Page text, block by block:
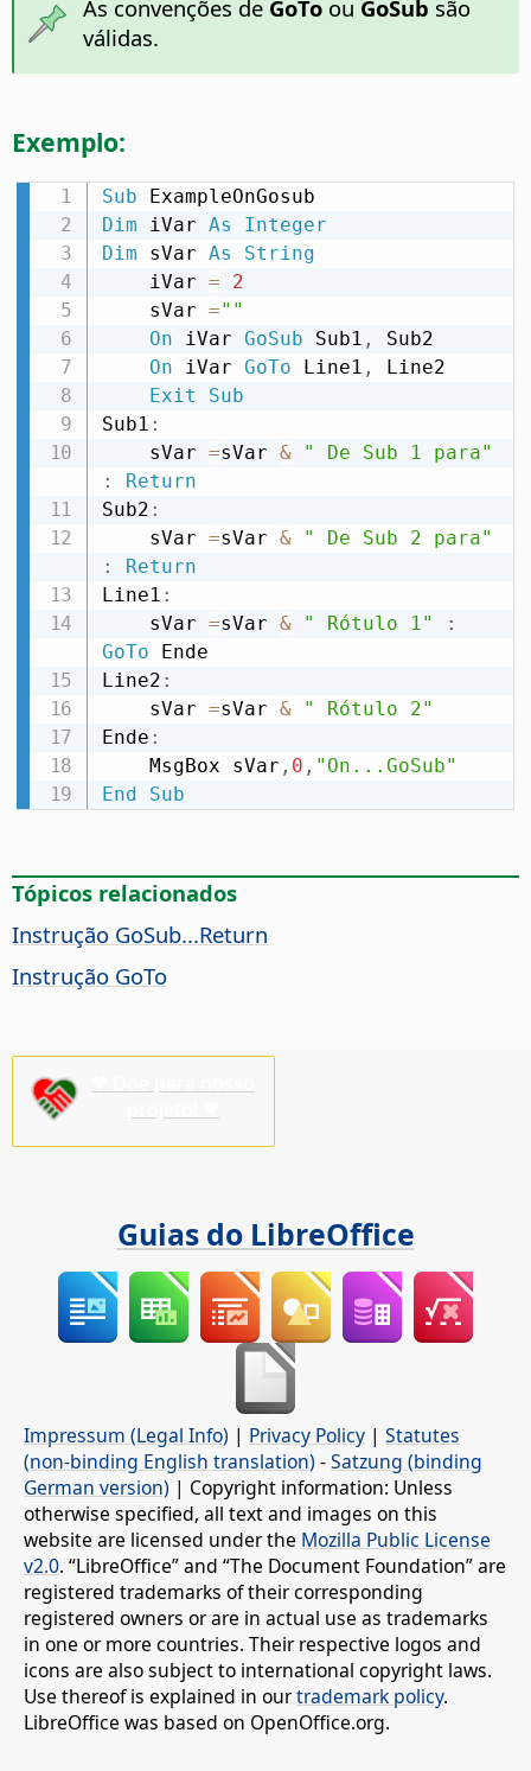
As convenções de GoToou GoSub são
válidas.
Exemplo:
Sub
Dim iVar As
Integer
Dim sVar As
String
    iVar
=
2
    sVar
=""
On iVar GoSub Sub1 ,
Sub2
On iVar GoTo Line1 ,
Line2
Exit
Sub
Sub1 :
    sVar
=sVar &
" De Sub 1 para"
:
Return
Sub2 :
    sVar
=sVar &
" De Sub 2 para"
:
Return
Line1 :
    sVar
=sVar & " Rótulo 1"
:
GoTo Ende
Line2 :
    sVar
=sVar &
" Rótulo 2"
Ende :
    MsgBox sVar
, 0 , "On...GoSub"
End
Sub
Tópicos relacionados
Instrução GoSub...Return
Instrução GoTo
Guias do LibreOffice
Impressum (Legal Info) | Privacy Policy | Statutes
(non-binding English translation) -Satzung (binding
German version) | Copyright information: Unless
otherwise specified, all text and images on this
website are licensed under the Mozilla Public License
v2.0. “LibreOffice” and “The Document Foundation” are
registered trademarks of their corresponding
registered owners or are in actual use as trademarks
in one or more countries. Their respective logos and
icons are also subject to international copyright laws.
Use thereof is explained in ourtrademark policy.
LibreOffice was based on OpenOffice.org.